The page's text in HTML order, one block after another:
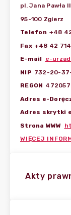
pl. Jana Pawła
95-100 Zgierz
Telefon +48
Fax +48 42 714
E-mail e-
NIP 732-20-
REGON
Adres e-
Adres skrytki
Strona WWW
WIĘCEJ
Akty